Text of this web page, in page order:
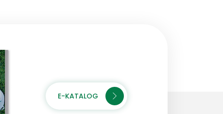
E-KATALOG